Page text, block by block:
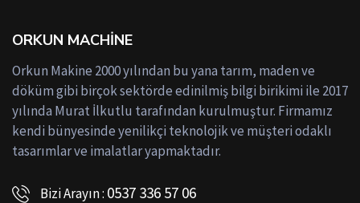
ORKUN MACHINE
Orkun Makine 2000 yılından bu yana tarım, maden ve
döküm gibi birçok sektörde edinilmiş bilgi birikimi ile 2017
yılında Murat İlkutlu tarafından kurulmuştur. Firmamız
kendi bünyesinde yenilikçi teknolojik ve müşteri odaklı
tasarımlar ve imalatlar yapmaktadır.
Bizi Arayın : 0537 336 57 06